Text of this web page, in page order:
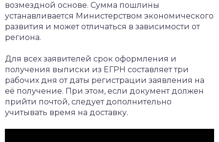
возмездной основе. Сумма пошлины
устанавливается Министерством экономического
развития и может отличаться в зависимости от
региона.
Для всех заявителей срок оформления и
получения выписки из ЕГРН составляет три
рабочих дня от даты регистрации заявления на
её получение. При этом, если документ должен
прийти почтой, следует дополнительно
учитывать время на доставку.